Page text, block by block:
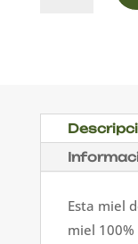
Esta miel
miel